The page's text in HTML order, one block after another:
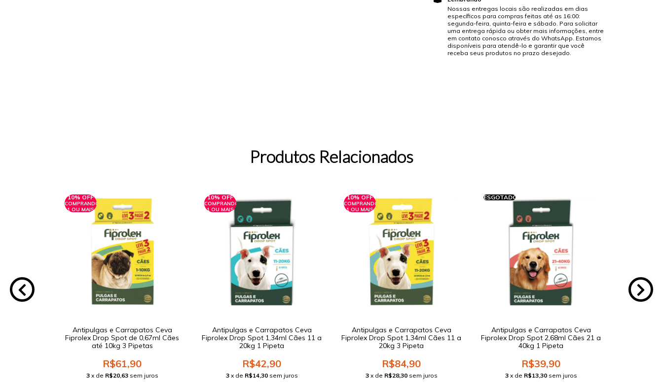
Nossas entregas locais são realizadas em dias
específicos para compras feitas até as 16:00:
segunda-feira, quinta-feira e sábado. Para solicitar
uma entrega rápida ou obter mais informações, entre
em contato conosco através do WhatsApp. Estamos
disponíveis para atendê-lo e garantir que você
receba seus produtos no prazo desejado.
Produtos Relacionados
10% OFF
COMPRANDO
1 OU MAIS
Antipulgas e Carrapatos Ceva
Fiprolex Drop Spot de 0,67ml Cães
até 10kg 3 Pipetas
R$61,90
3 x de R$20,63 sem juros
10% OFF
COMPRANDO
1 OU MAIS
Antipulgas e Carrapatos Ceva
Fiprolex Drop Spot 1,34ml Cães 11 a
20kg 1 Pipeta
R$42,90
3 x de R$14,30 sem juros
10% OFF
COMPRANDO
1 OU MAIS
Antipulgas e Carrapatos Ceva
Fiprolex Drop Spot 1,34ml Cães 11 a
20kg 3 Pipeta
R$84,90
3 x de R$28,30 sem juros
ESGOTADO
Antipulgas e Carrapatos Ceva
Fiprolex Drop Spot 2,68ml Cães 21 a
40kg 1 Pipeta
R$39,90
3 x de R$13,30 sem juros